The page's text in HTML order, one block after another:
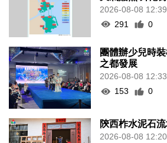
2026-08-08 12:39
291
0
團體辦少兒時
之都發展
2026-08-08 12:33
153
0
陝西柞水泥石
2026-08-08 12:20